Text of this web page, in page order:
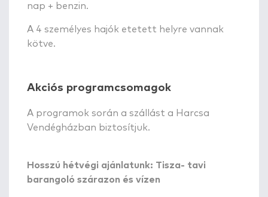
nap + benzin.
A 4 személyes hajók etetett helyre vannak
kötve.
Akciós programcsomagok
A programok során a szállást a Harcsa
Vendégházban biztosítjuk.
Hosszú hétvégi ajánlatunk: Tisza- tavi
barangoló szárazon és vízen